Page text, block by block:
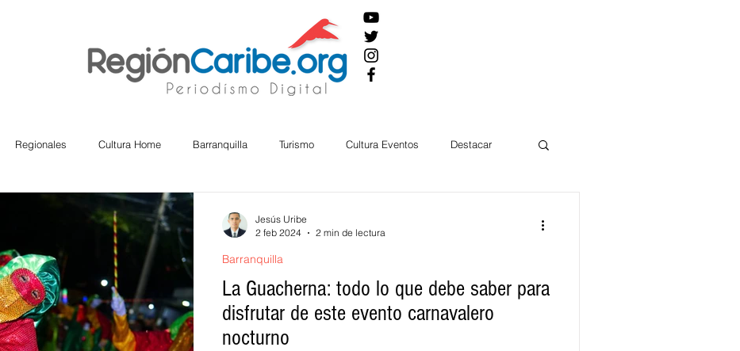
Regionales Cultura Home Barranquilla Turismo Cultura Eventos Destacar
English
Hermanos Mayores Economía
BID BIENESTAR AMBIENTAL AFRO
La Guacherna: todo lo que debe saber para
disfrutar de este evento carnavalero
nocturno
Barranquilla
Jesús Uribe
2 feb 2024
2 min de lectura